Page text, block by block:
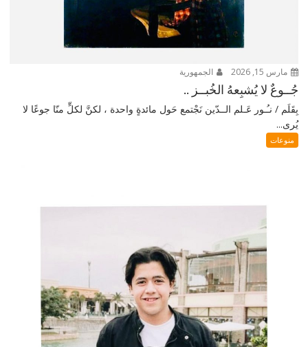
مارس 15, 2026 الجمهورية
جُــوعٌ لا يُشبِعهُ الخُبــز ..
بِقَلَم / نـُـور عَـلم الــدّين نَجْتمع حَول مائدةٍ واحدة ، لكنَّ لكلٍّ منّا جوعًا لا
يُرى...
منوعات